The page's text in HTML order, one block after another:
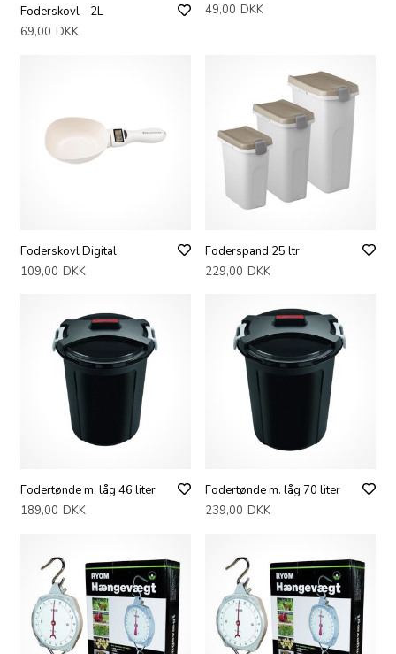
Foderskovl - 2L
69,00 DKK
49,00 DKK
Foderskovl Digital
109,00 DKK
Foderspand 25 ltr
229,00 DKK
Fodertønde m. låg 46 liter
189,00 DKK
Fodertønde m. låg 70 liter
239,00 DKK